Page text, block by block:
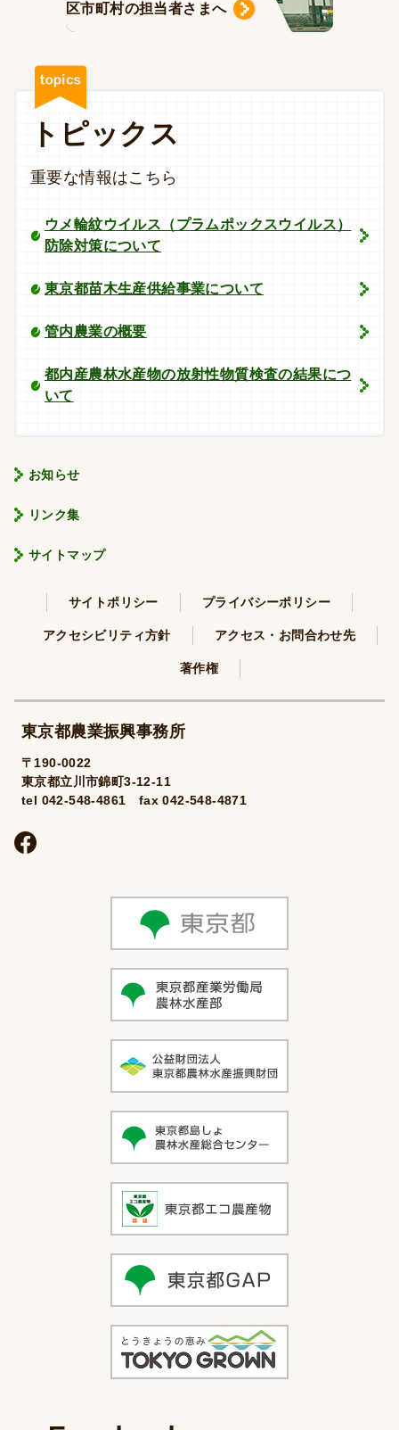
区市町村の担当者さまへ
トピックス
重要な情報はこちら
ウメ輪紋ウイルス（プラムポックスウイルス）
防除対策について
東京都苗木生産供給事業について
管内農業の概要
都内産農林水産物の放射性物質検査の結果につ
いて
お知らせ
リンク集
サイトマップ
サイトポリシー プライバシーポリシー
アクセシビリティ方針 アクセス・お問合わせ先
著作権
東京都農業振興事務所
〒190-0022
東京都立川市錦町3-12-11
tel 042-548-4861 fax 042-548-4871